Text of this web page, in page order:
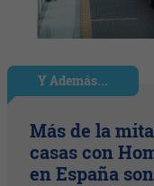
Y Además...
Más de la
casas con
en España